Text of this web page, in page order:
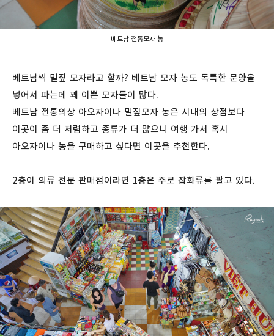
베트남 전통모자 농
베트남씩 밀짚 모자라고 할까? 베트남 모자 농도 독특한 문양을
넣어서 파는데 꽤 이쁜 모자들이 많다.
베트남 전통의상 아오자이나 밀짚모자 농은 시내의 상점보다
이곳이 좀 더 저렴하고 종류가 더 많으니 여행 가서 혹시
아오자이나 농을 구매하고 싶다면 이곳을 추천한다.
2층이 의류 전문 판매점이라면 1층은 주로 잡화류를 팔고 있다.